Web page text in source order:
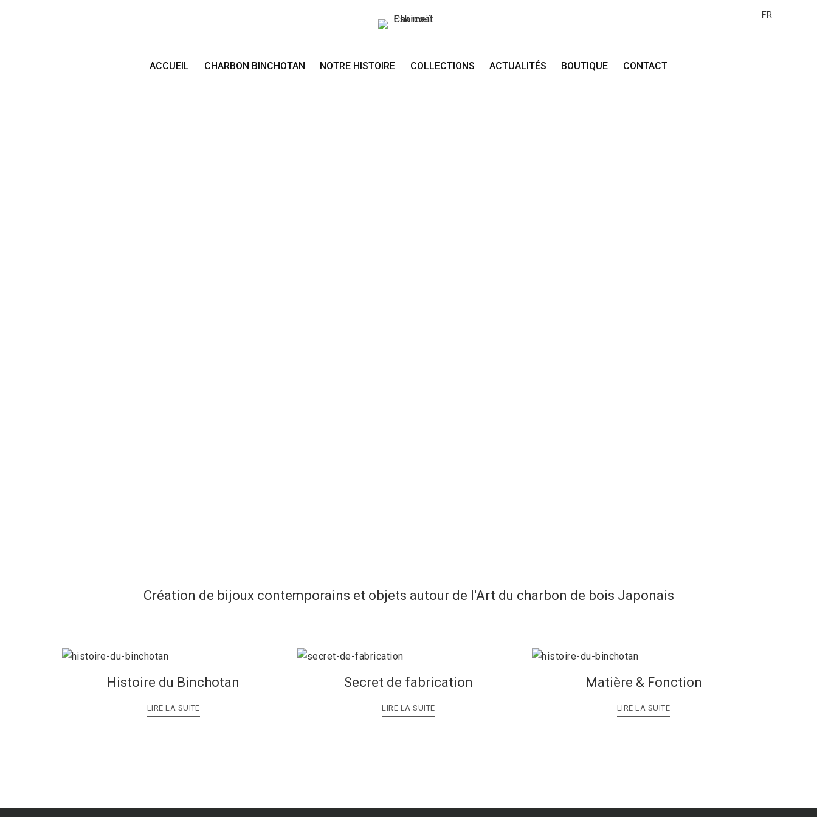
FR
ACCUEIL CHARBON BINCHOTAN NOTRE HISTOIRE COLLECTIONS ACTUALITÉS BOUTIQUE CONTACT
Création de bijoux contemporains et objets autour de l'Art du charbon de bois Japonais
Histoire du Binchotan
LIRE LA SUITE
Secret de fabrication
LIRE LA SUITE
Matière & Fonction
LIRE LA SUITE